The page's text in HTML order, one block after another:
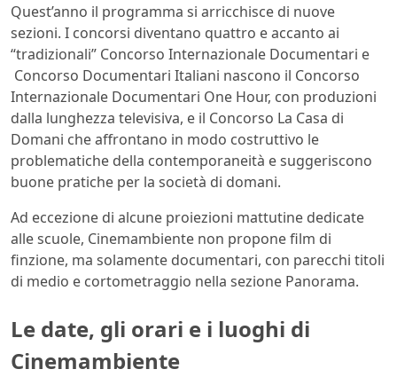
Quest’anno il programma si arricchisce di nuove
sezioni. I concorsi diventano quattro e accanto ai
“tradizionali” Concorso Internazionale Documentari e
Concorso Documentari Italiani nascono il Concorso
Internazionale Documentari One Hour, con produzioni
dalla lunghezza televisiva, e il Concorso La Casa di
Domani che affrontano in modo costruttivo le
problematiche della contemporaneità e suggeriscono
buone pratiche per la società di domani.
Ad eccezione di alcune proiezioni mattutine dedicate
alle scuole, Cinemambiente non propone film di
finzione, ma solamente documentari, con parecchi titoli
di medio e cortometraggio nella sezione Panorama.
Le date, gli orari e i luoghi di
Cinemambiente